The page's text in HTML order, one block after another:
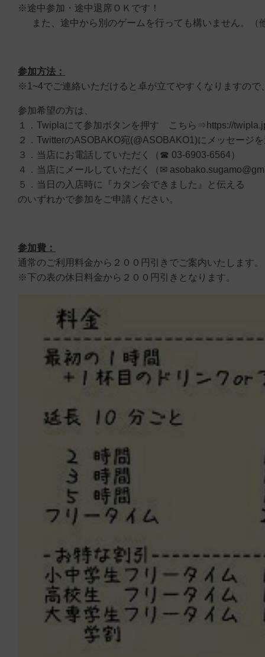
※途中参加・途中退席ＯＫです！
また、途中から別のゲームを行っても構いません。（
参加方法：
※1~4でご連絡いただけると卓が立てやすくなりますので
参加希望の方は、
１．Twiplaにて参加ボタンを押す こちら⇒https://
２．TwitterのASOBAKO宛(@ASOBAKO1)にメッセージ
３．当店にお電話していただく（☎ 03-6903-6564）
４．当店にメールしていただく（✉
５．当日の入店時に『カタン会できました』と伝える
のいずれかで参加をご申請ください。
参加費：
通常のご利用料金から２００円引きでご案内いたします。
※下の表の休日料金から２００円引きとなります。